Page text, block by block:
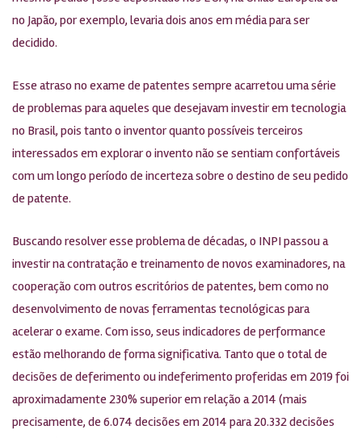
no Japão, por exemplo, levaria dois anos em média para ser
decidido.
Esse atraso no exame de patentes sempre acarretou uma série
de problemas para aqueles que desejavam investir em tecnologia
no Brasil, pois tanto o inventor quanto possíveis terceiros
interessados em explorar o invento não se sentiam confortáveis
com um longo período de incerteza sobre o destino de seu pedido
de patente.
Buscando resolver esse problema de décadas, o INPI passou a
investir na contratação e treinamento de novos examinadores, na
cooperação com outros escritórios de patentes, bem como no
desenvolvimento de novas ferramentas tecnológicas para
acelerar o exame. Com isso, seus indicadores de performance
estão melhorando de forma significativa. Tanto que o total de
decisões de deferimento ou indeferimento proferidas em 2019 foi
aproximadamente 230% superior em relação a 2014 (mais
precisamente, de 6.074 decisões em 2014 para 20.332 decisões